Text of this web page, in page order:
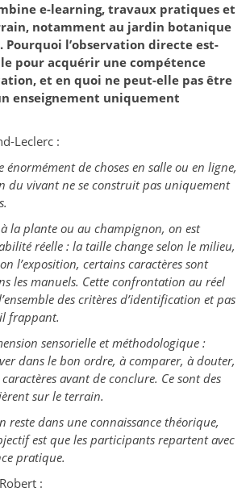
e-learning, travaux pratiques et
notamment au jardin botanique
Pourquoi l’observation directe est-
pour acquérir une compétence
et en quoi ne peut-elle pas être
enseignement uniquement
Leclerc :
de choses en salle ou en ligne,
du vivant ne se construit pas uniquement
la plante ou au champignon, on est
réelle : la taille change selon le milieu,
l’exposition, certains caractères sont
les manuels. Cette confrontation au réel
des critères d’identification et pas
frappant.
sensorielle et méthodologique :
dans le bon ordre, à comparer, à douter,
avant de conclure. Ce sont des
sur le terrain.
reste dans une connaissance théorique,
est que les participants repartent avec
pratique.
: